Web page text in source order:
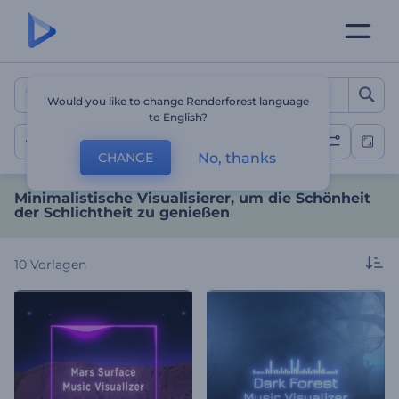
Minimalistische
Minimalistisch
Minimalistische Visualisierer, um die Schönheit
der Schlichtheit zu genießen
10 Vorlagen
Would you like to change Renderforest language
to English?
CHANGE No, thanks